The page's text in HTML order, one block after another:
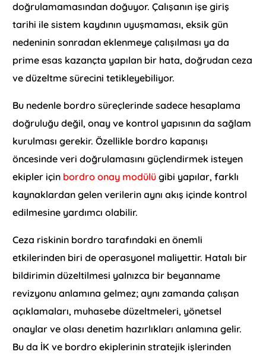
doğrulamamasından doğuyor. Çalışanın işe giriş
tarihi ile sistem kaydının uyuşmaması, eksik gün
nedeninin sonradan eklenmeye çalışılması ya da
prime esas kazançta yapılan bir hata, doğrudan ceza
ve düzeltme sürecini tetikleyebiliyor.
Bu nedenle bordro süreçlerinde sadece hesaplama
doğruluğu değil, onay ve kontrol yapısının da sağlam
kurulması gerekir. Özellikle bordro kapanışı
öncesinde veri doğrulamasını güçlendirmek isteyen
ekipler için bordro onay modülü gibi yapılar, farklı
kaynaklardan gelen verilerin aynı akış içinde kontrol
edilmesine yardımcı olabilir.
Ceza riskinin bordro tarafındaki en önemli
etkilerinden biri de operasyonel maliyettir. Hatalı bir
bildirimin düzeltilmesi yalnızca bir beyanname
revizyonu anlamına gelmez; aynı zamanda çalışan
açıklamaları, muhasebe düzeltmeleri, yönetsel
onaylar ve olası denetim hazırlıkları anlamına gelir.
Bu da İK ve bordro ekiplerinin stratejik işlerinden